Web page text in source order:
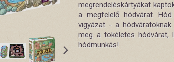
megrendeléskártyákat
a megfelelő hódvárat.
vigyázat - a
meg a tökéletes hódvárat,
hódmunkás!